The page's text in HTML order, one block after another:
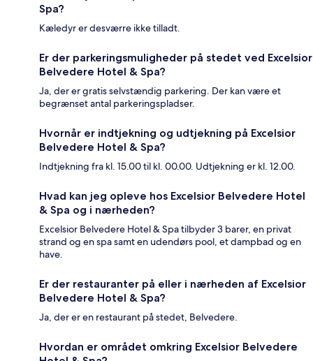
Spa?
Kæledyr er desværre ikke tilladt.
Er der parkeringsmuligheder på stedet ved Excelsior
Belvedere Hotel & Spa?
Ja, der er gratis selvstændig parkering. Der kan være et
begrænset antal parkeringspladser.
Hvornår er indtjekning og udtjekning på Excelsior
Belvedere Hotel & Spa?
Indtjekning fra kl. 15.00 til kl. 00.00. Udtjekning er kl. 12.00.
Hvad kan jeg opleve hos Excelsior Belvedere Hotel
& Spa og i nærheden?
Excelsior Belvedere Hotel & Spa tilbyder 3 barer, en privat
strand og en spa samt en udendørs pool, et dampbad og en
have.
Er der restauranter på eller i nærheden af Excelsior
Belvedere Hotel & Spa?
Ja, der er en restaurant på stedet, Belvedere.
Hvordan er området omkring Excelsior Belvedere